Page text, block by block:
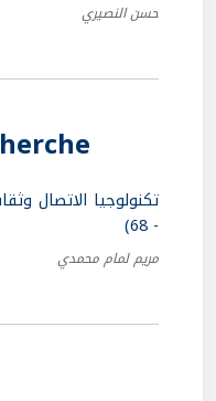
حسن النصيري
- 68)
مريم لمام محمدي